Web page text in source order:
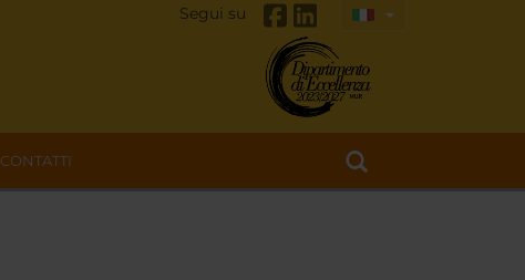
Segui su
CONTATTI